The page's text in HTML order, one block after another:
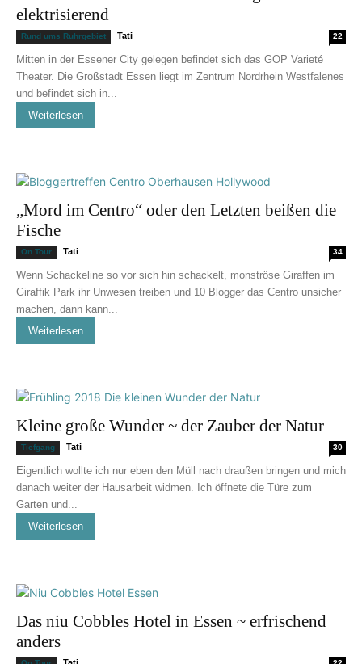
elektrisierend
Rund ums Ruhrgebiet Tati 22
Mitten in der Essener City gelegen befindet sich das GOP Varieté
Theater. Die Großstadt Essen liegt im Zentrum Nordrhein Westfalenes
und befindet sich in...
Weiterlesen
„Mord im Centro“ oder den Letzten beißen die
Fische
On Tour Tati 34
Wenn Schackeline so vor sich hin schackelt, monströse Giraffen im
Giraffik Park ihr Unwesen treiben und 10 Blogger das Centro unsicher
machen, dann kann...
Weiterlesen
Kleine große Wunder ~ der Zauber der Natur
Tiefgang Tati 30
Eigentlich wollte ich nur eben den Müll nach draußen bringen und mich
danach weiter der Hausarbeit widmen. Ich öffnete die Türe zum
Garten und...
Weiterlesen
Das niu Cobbles Hotel in Essen ~ erfrischend
anders